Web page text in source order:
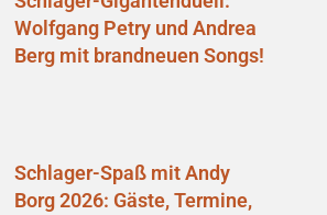
Wolfgang Petry und Andrea
Berg mit brandneuen Songs!
Schlager-Spaß mit Andy
Borg 2026: Gäste, Termine,